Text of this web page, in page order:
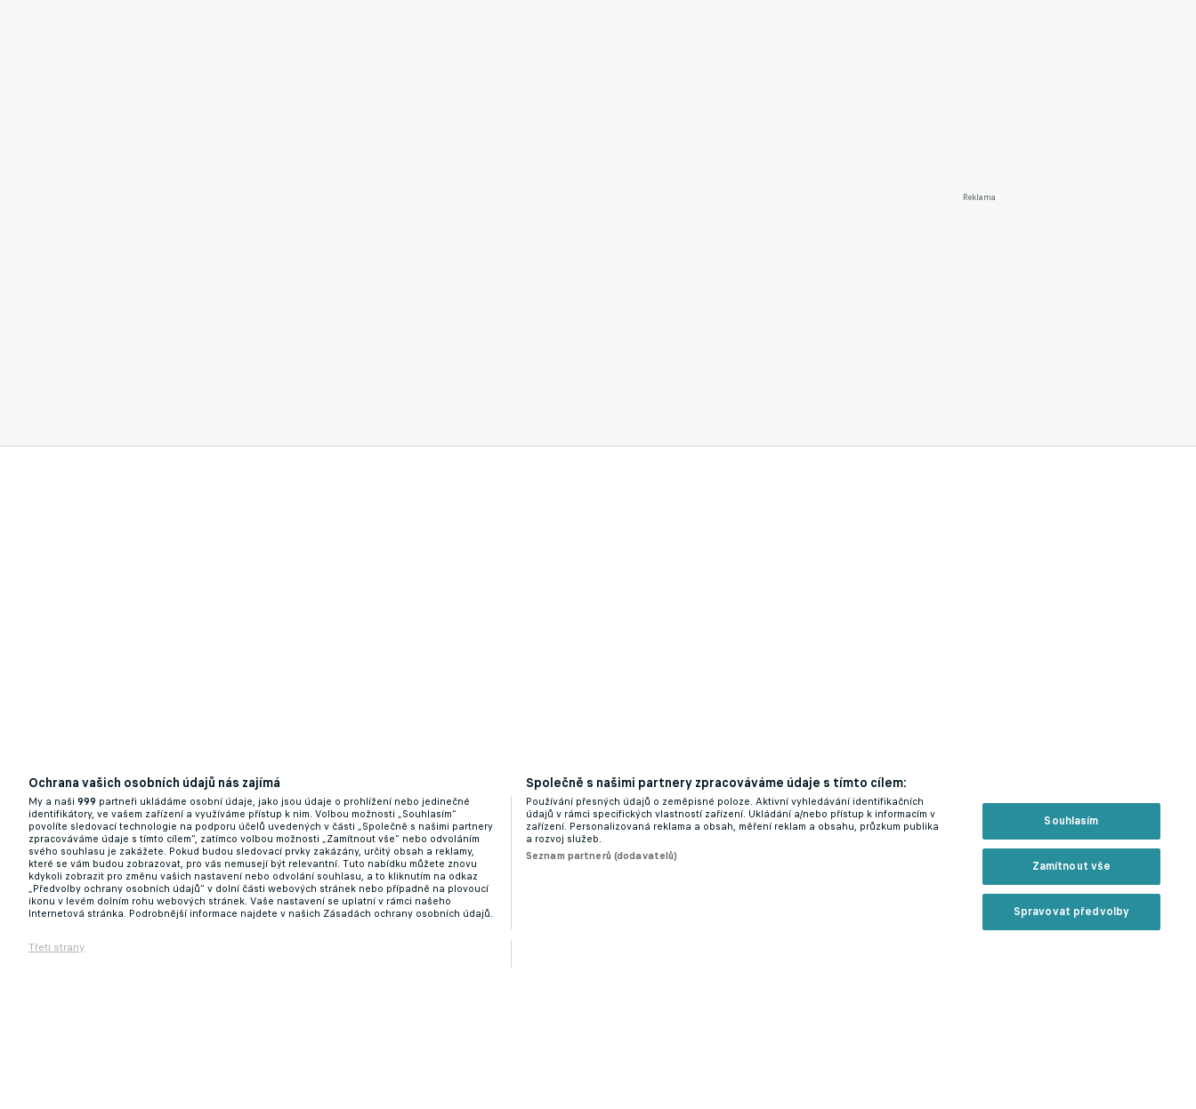
Reklama
Ochrana vašich osobních údajů nás zajímá
My a naši 999 partneři ukládáme osobní údaje, jako jsou údaje o prohlížení nebo jedinečné
identifikátory, ve vašem zařízení a využíváme přístup k nim. Volbou možnosti „Souhlasím“
povolíte sledovací technologie na podporu účelů uvedených v části „Společně s našimi partnery
zpracováváme údaje s tímto cílem“, zatímco volbou možnosti „Zamítnout vše“ nebo odvoláním
svého souhlasu je zakážete. Pokud budou sledovací prvky zakázány, určitý obsah a reklamy,
které se vám budou zobrazovat, pro vás nemusejí být relevantní. Tuto nabídku můžete znovu
kdykoli zobrazit pro změnu vašich nastavení nebo odvolání souhlasu, a to kliknutím na odkaz
„Předvolby ochrany osobních údajů“ v dolní části webových stránek nebo případně na plovoucí
ikonu v levém dolním rohu webových stránek. Vaše nastavení se uplatní v rámci našeho
Internetová stránka. Podrobnější informace najdete v našich Zásadách ochrany osobních údajů.
Třetí strany
Společně s našimi partnery zpracováváme údaje s tímto cílem:
Používání přesných údajů o zeměpisné poloze. Aktivní vyhledávání identifikačních
údajů v rámci specifických vlastností zařízení. Ukládání a/nebo přístup k informacím v
zařízení. Personalizovaná reklama a obsah, měření reklam a obsahu, průzkum publika
a rozvoj služeb.
Seznam partnerů (dodavatelů)
Souhlasím
Zamítnout vše
Spravovat předvolby